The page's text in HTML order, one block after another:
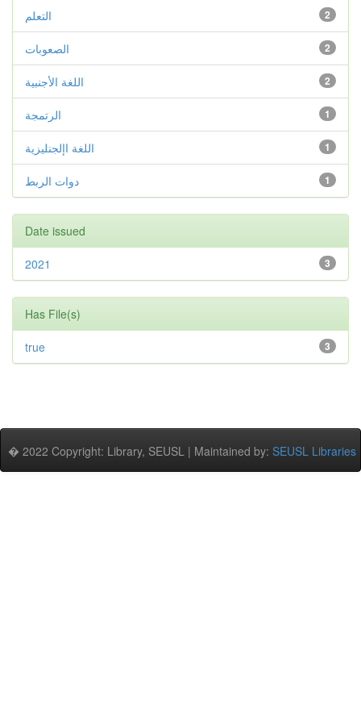
2 التعلم
2 الصعوبات
2 اللغة الأجنبية
1 الرتمجة
1 اللغة اإلجنليزية
1 دوات الربط
Date issued
3
2021
Has File(s)
3
true
� 2022 Copyright: Library, SEUSL | Maintained by: SEUSL Libraries